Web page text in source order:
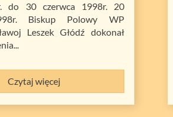
do 30 czerwca 1998r. 20
Biskup Polowy WP
Leszek Głódź dokonał
Czytaj więcej